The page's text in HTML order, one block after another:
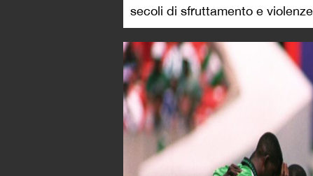
secoli di sfruttamento e